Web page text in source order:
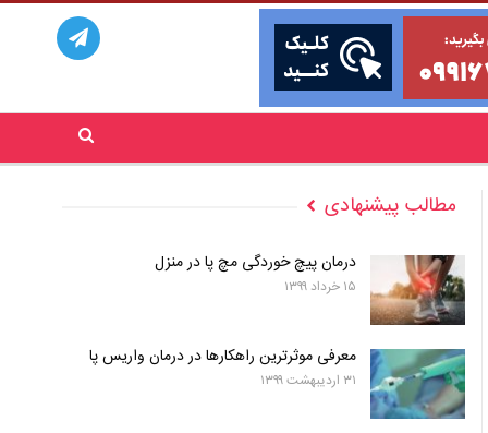
مطالب پیشنهادی
درمان پیچ خوردگی مچ پا در منزل
۱۵ خرداد ۱۳۹۹
معرفی موثرترین راهکارها در درمان واریس پا
۳۱ اردیبهشت ۱۳۹۹